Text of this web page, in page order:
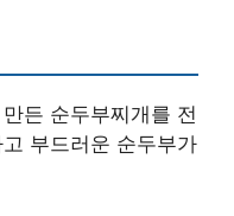
든 순두부찌개를 전
부드러운 순두부가